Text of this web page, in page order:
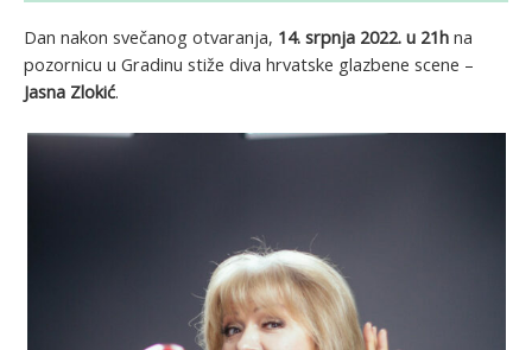
Dan nakon svečanog otvaranja, 14. srpnja 2022. u 21h na
pozornicu u Gradinu stiže diva hrvatske glazbene scene –
Jasna Zlokić.